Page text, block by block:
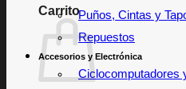
CarritoPuños, Cintas y
Repuestos
Accesorios y Electrónica
Ciclocomputadores